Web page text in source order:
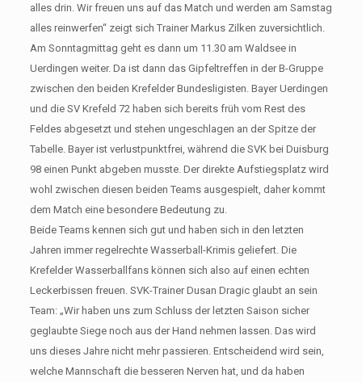
alles drin. Wir freuen uns auf das Match und werden am Samstag
alles reinwerfen“ zeigt sich Trainer Markus Zilken zuversichtlich.
Am Sonntagmittag geht es dann um 11.30 am Waldsee in
Uerdingen weiter. Da ist dann das Gipfeltreffen in der B-Gruppe
zwischen den beiden Krefelder Bundesligisten. Bayer Uerdingen
und die SV Krefeld 72 haben sich bereits früh vom Rest des
Feldes abgesetzt und stehen ungeschlagen an der Spitze der
Tabelle. Bayer ist verlustpunktfrei, während die SVK bei Duisburg
98 einen Punkt abgeben musste. Der direkte Aufstiegsplatz wird
wohl zwischen diesen beiden Teams ausgespielt, daher kommt
dem Match eine besondere Bedeutung zu.
Beide Teams kennen sich gut und haben sich in den letzten
Jahren immer regelrechte Wasserball-Krimis geliefert. Die
Krefelder Wasserballfans können sich also auf einen echten
Leckerbissen freuen. SVK-Trainer Dusan Dragic glaubt an sein
Team: „Wir haben uns zum Schluss der letzten Saison sicher
geglaubte Siege noch aus der Hand nehmen lassen. Das wird
uns dieses Jahre nicht mehr passieren. Entscheidend wird sein,
welche Mannschaft die besseren Nerven hat, und da haben